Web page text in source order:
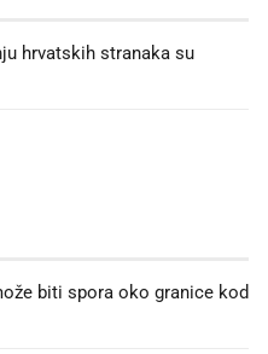
hrvatskih stranaka su
biti spora oko granice kod